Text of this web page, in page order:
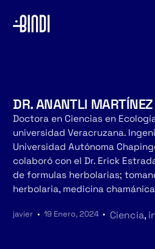
DR. ANANTLI
Doctora en Ciencias en
universidad Veracruzana.
Universidad Autónoma
colaboró con el Dr. Erick
de formulas herbolarias;
herbolaria, medicina
javier 19 Enero, 2024 Ciencia,